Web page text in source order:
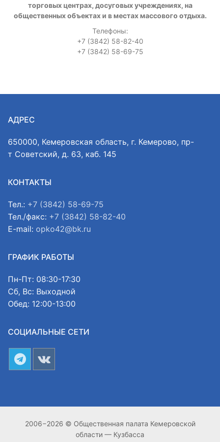
торговых центрах, досуговых учреждениях, на
общественных объектах и в местах массового отдыха.
Телефоны:
+7 (3842) 58-82-40
+7 (3842) 58-69-75
АДРЕС
650000, Кемеровская область, г. Кемерово, пр-
т Советский, д. 63, каб. 145
КОНТАКТЫ
Тел.: +7 (3842) 58-69-75
Тел./факс: +7 (3842) 58-82-40
E-mail: opko42@bk.ru
ГРАФИК РАБОТЫ
Пн-Пт: 08:30-17:30
Сб, Вс: Выходной
Обед: 12:00-13:00
СОЦИАЛЬНЫЕ СЕТИ
2006−2026 © Общественная палата Кемеровской
области — Кузбасса